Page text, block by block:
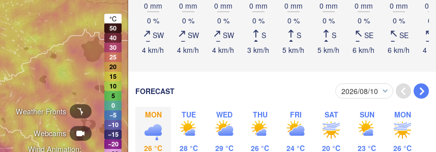
0 mm
0 %
SW
4 km/h
0 mm
0 %
SW
4 km/h
0 mm
0 %
SW
4 km/h
0 mm
0 %
S
3 km/h
0 mm
0 %
S
5 km/h
0 mm
0 %
S
5 km/h
0 mm
0 %
SE
6 km/h
0 mm
0 %
SE
6 km/h
0
0
4
FORECAST
MON
26 °C
TUE
28 °C
WED
29 °C
THU
26 °C
FRI
24 °C
SAT
20 °C
SUN
23 °C
MON
26 °C
Wind Animation:
Webcams
Weather Fronts
°C
50
40
30
25
20
15
10
5
0
−5
−10
−15
−20